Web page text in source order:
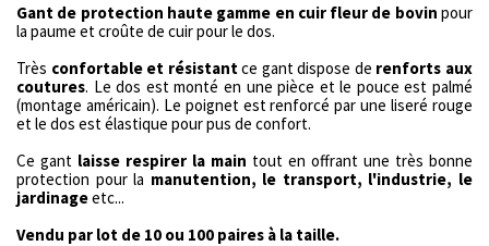
Gant de protection haute gamme en cuir fleur de bovin pour
la paume et croûte de cuir pour le dos.
Très confortable et résistantce gant dispose de renforts aux
coutures. Le dos est monté en une pièce et le pouce est palmé
(montage américain). Le poignet est renforcé par une liseré rouge
et le dos est élastique pour pus de confort.
Ce gant laisse respirer la main tout en offrant une très bonne
protection pour la manutention, le transport, l'industrie, le
jardinageetc...
Vendu par lot de 10 ou 100 paires à la taille.